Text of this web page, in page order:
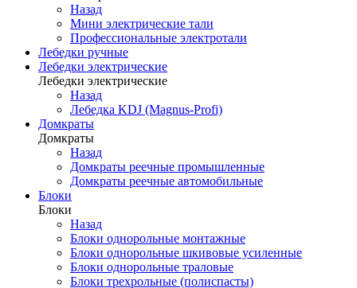
Назад
Мини электрические тали
Профессиональные электротали
Лебедки ручные
Лебедки электрические
Лебедки электрические
Назад
Лебедка KDJ (Magnus-Profi)
Домкраты
Домкраты
Назад
Домкраты реечные промышленные
Домкраты реечные автомобильные
Блоки
Блоки
Назад
Блоки однорольные монтажные
Блоки однорольные шкивовые усиленные
Блоки однорольные траловые
Блоки трехрольные (полиспасты)